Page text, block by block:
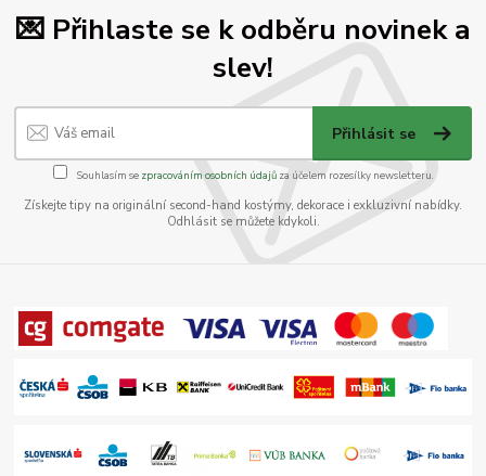
💌 Přihlaste se k odběru novinek a
slev!
Přihlásit se
Souhlasím se zpracováním osobních údajůza účelem rozesílky newsletteru.
Získejte tipy na originální second-hand kostýmy, dekorace i exkluzivní nabídky.
Odhlásit se můžete kdykoli.